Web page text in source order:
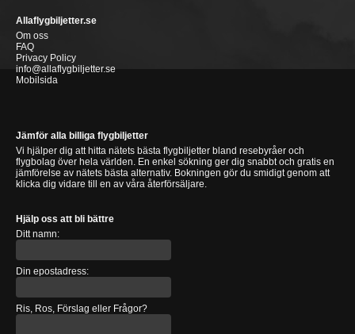
Allaflygbiljetter.se
Om oss
FAQ
Privacy Policy
info@allaflygbiljetter.se
Mobilsida
Jämför alla billiga flygbiljetter
Vi hjälper dig att hitta nätets bästa flygbiljetter bland resebyråer och
flygbolag över hela världen. En enkel sökning ger dig snabbt och gratis en
jämförelse av nätets bästa alternativ. Bokningen gör du smidigt genom att
klicka dig vidare till en av våra återförsäljare.
Hjälp oss att bli bättre
Ditt namn:
Din epostadress:
Ris, Ros, Förslag eller Frågor?